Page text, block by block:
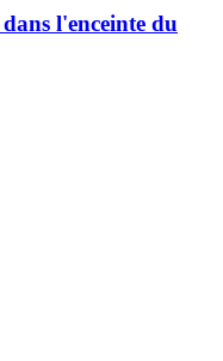
l'enceinte du